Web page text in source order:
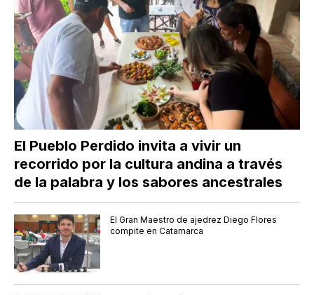
El Pueblo Perdido invita a vivir un
recorrido por la cultura andina a través
de la palabra y los sabores ancestrales
El Gran Maestro de ajedrez Diego Flores
compite en Catamarca